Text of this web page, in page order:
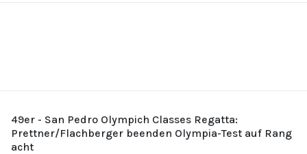
49er - San Pedro Olympich Classes Regatta:
Prettner/Flachberger beenden Olympia-Test auf Rang
acht